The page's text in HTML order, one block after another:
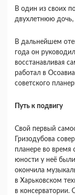
В один из своих
двухлетнюю дочь,
В дальнейшем
года он
восстанавливая
работал в
советского
Путь к подвигу
Свой первый
Гризодубова
планере во время
юности у неё
окончила
в Харьковском
в консерватории.